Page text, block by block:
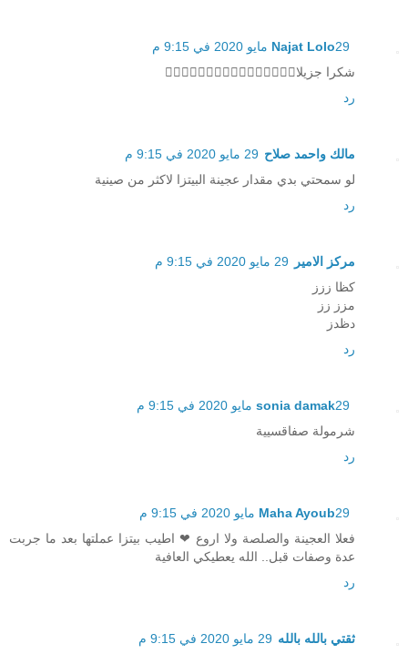
Najat Lolo29 مايو 2020 في 9:15 م
شكرا جزيلا👍🏻👍🏻👍🏻👍🏻👍🏻👍🏻👍🏻👍🏻
رد
مالك واحمد صلاح 29 مايو 2020 في 9:15 م
لو سمحتي بدي مقدار عجينة البيتزا لاكثر من صينية
رد
مركز الامير
29 مايو 2020 في 9:15 م
كظا ززز
مزز زز
دظدز
رد
sonia damak29 مايو 2020 في 9:15 م
شرمولة صفاقسيية
رد
Maha Ayoub29 مايو 2020 في 9:15 م
فعلا العجينة والصلصة ولا اروع ❤ اطيب بيتزا عملتها بعد ما جربت
عدة وصفات قبل.. الله يعطيكي العافية
رد
ثقتي بالله بالله 29 مايو 2020 في 9:15 م